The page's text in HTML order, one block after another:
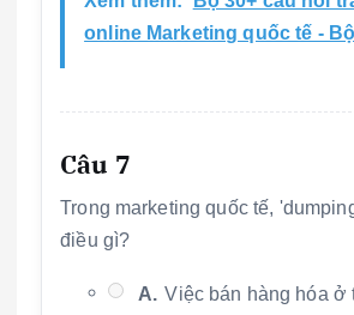
online Marketing quốc tế -
Câu 7
Trong marketing quốc tế,
điều gì?
A. Việc bán hàng hóa ở